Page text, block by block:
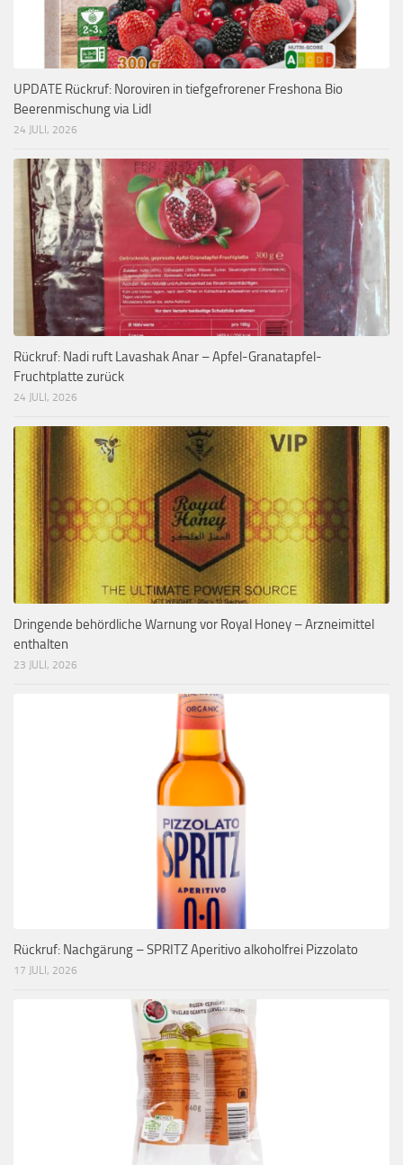
UPDATE Rückruf: Noroviren in tiefgefrorener Freshona Bio
Beerenmischung via Lidl
24 JULI, 2026
Rückruf: Nadi ruft Lavashak Anar – Apfel-Granatapfel-
Fruchtplatte zurück
24 JULI, 2026
Dringende behördliche Warnung vor Royal Honey – Arzneimittel
enthalten
23 JULI, 2026
Rückruf: Nachgärung – SPRITZ Aperitivo alkoholfrei Pizzolato
17 JULI, 2026